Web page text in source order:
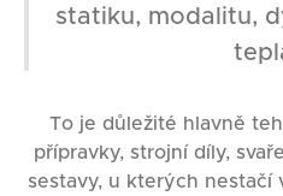
statiku, modalitu,
To je důležité hlavně
přípravky, strojní díly,
sestavy, u kterých nestačí